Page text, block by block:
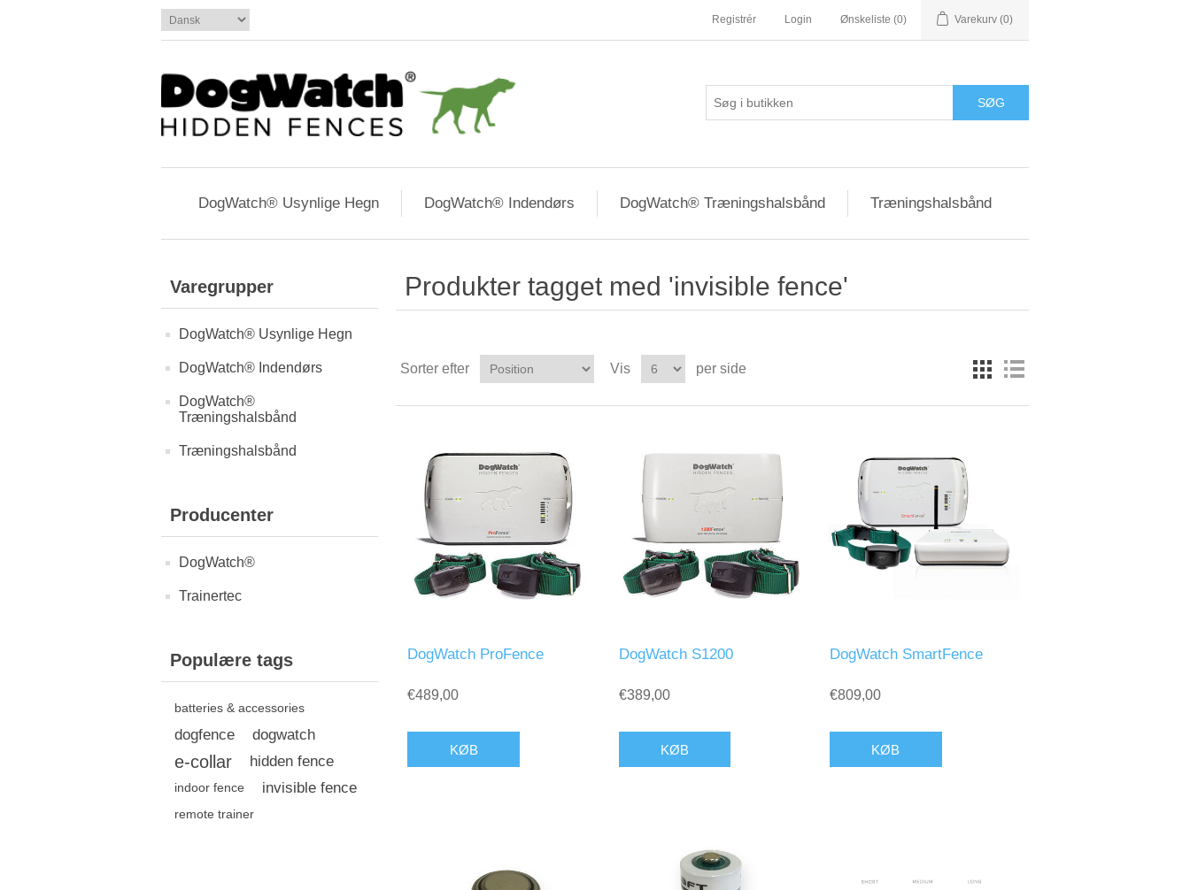
Registrér Login Ønskeliste (0) Varekurv (0)
DogWatch® Usynlige Hegn DogWatch® Indendørs DogWatch® Træningshalsbånd Træningshalsbånd
Varegrupper
DogWatch® Usynlige Hegn
DogWatch® Indendørs
DogWatch®
Træningshalsbånd
Træningshalsbånd
Producenter
DogWatch®
Trainertec
Populære tags
batteries & accessories
dogfence dogwatch
e-collar hidden fence
indoor fence invisible fence
remote trainer
Produkter tagget med 'invisible fence'
Sorter efter Vis per side
DogWatch ProFence
€489,00
DogWatch S1200
€389,00
DogWatch SmartFence
€809,00